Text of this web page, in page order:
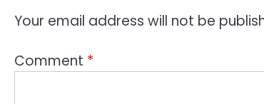
Your email address will not be
Comment *